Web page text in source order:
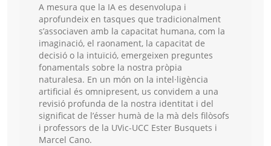
A mesura que la IA es desenvolupa i
aprofundeix en tasques que tradicionalment
s’associaven amb la capacitat humana, com la
imaginació, el raonament, la capacitat de
decisió o la intuïció, emergeixen preguntes
fonamentals sobre la nostra pròpia
naturalesa. En un món on la intel·ligència
artificial és omnipresent, us convidem a una
revisió profunda de la nostra identitat i del
significat de l’ésser humà de la mà dels filòsofs
i professors de la UVic-UCC Ester Busquets i
Marcel Cano.